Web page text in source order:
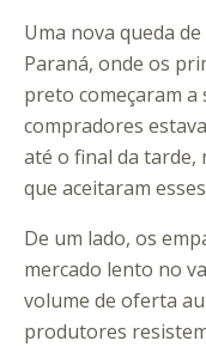
Uma nova queda
Paraná, onde os
preto começaram a
compradores
até o final da
que aceitaram
De um lado, os
mercado lento no
volume de oferta
produtores